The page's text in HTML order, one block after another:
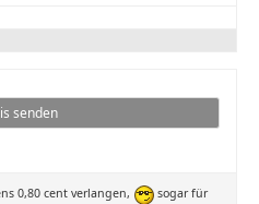
senden
0,80 cent verlangen,
sogar für